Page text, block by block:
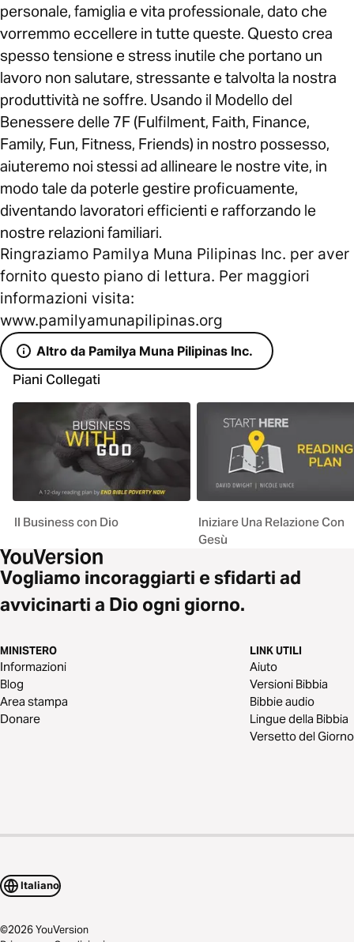
personale, famiglia e vita professionale, dato che
vorremmo eccellere in tutte queste. Questo crea
spesso tensione e stress inutile che portano un
lavoro non salutare, stressante e talvolta la nostra
produttività ne soffre. Usando il Modello del
Benessere delle 7F (Fulfilment, Faith, Finance,
Family, Fun, Fitness, Friends) in nostro possesso,
aiuteremo noi stessi ad allineare le nostre vite, in
modo tale da poterle gestire proficuamente,
diventando lavoratori efficienti e rafforzando le
nostre relazioni familiari.
Ringraziamo Pamilya Muna Pilipinas Inc. per aver
fornito questo piano di lettura. Per maggiori
informazioni visita:
www.pamilyamunapilipinas.org
Altro da Pamilya Muna Pilipinas Inc.
Piani Collegati
Il Business con Dio
Iniziare Una Relazione Con
Gesù
Vogliamo incoraggiarti e sfidarti ad
avvicinarti a Dio ogni giorno.
MINISTERO
Informazioni
Blog
Area stampa
Donare
LINK UTILI
Aiuto
Versioni Bibbia
Bibbie audio
Lingue della Bibbia
Versetto del Giorno
Italiano
©2026YouVersion